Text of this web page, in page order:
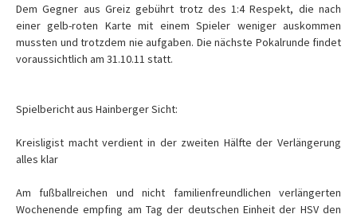
Dem Gegner aus Greiz gebührt trotz des 1:4 Respekt, die nach
einer gelb-roten Karte mit einem Spieler weniger auskommen
mussten und trotzdem nie aufgaben. Die nächste Pokalrunde findet
voraussichtlich am 31.10.11 statt.
Spielbericht aus Hainberger Sicht:
Kreisligist macht verdient in der zweiten Hälfte der Verlängerung
alles klar
Am fußballreichen und nicht familienfreundlichen verlängerten
Wochenende empfing am Tag der deutschen Einheit der HSV den